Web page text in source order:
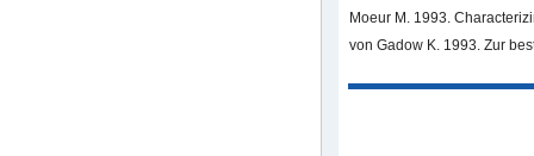
Moeur M. 1993.
von Gadow K. 1993. Zur